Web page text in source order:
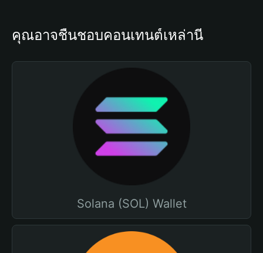
คุณอาจชื่นชอบคอนเทนต์เหล่านี้
Solana (SOL) Wallet